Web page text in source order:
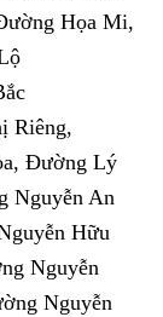
Họa Mi,
Riêng,
Đường Lý
Nguyễn An
Hữu
Nguyễn
Nguyễn